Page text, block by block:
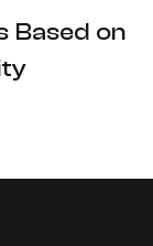
Based on